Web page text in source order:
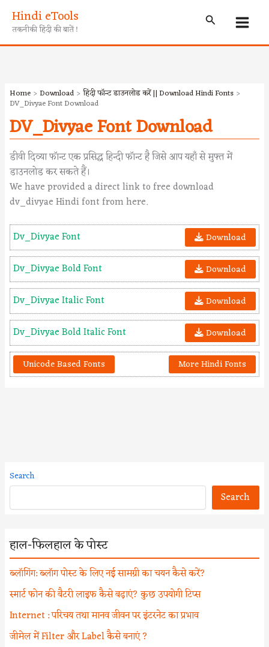
content
Hindi eTools
तकनीकी हिंदी की बातें ! Search
Home Download हिंदी फॉन्ट डाउनलोड करें || Download Hindi Fonts
DV_Divyae Font Download
DV_Divyae Font Download
डीवी दिव्या फॉन्ट एक प्रसिद्ध हिन्दी फॉन्ट है जिसे आप यहाँ से मुफ्त में
डाउनलोड कर सकते हैं।
We have provided a direct link to free download
dv_divyae Hindi font from here.
Dv_Divyae Font Download
Dv_Divyae Bold Font Download
Dv_Divyae Italic Font Download
Dv_Divyae Bold Italic Font
Download
Unicode Based Fonts
More Hindi Fonts
Search
Search
हाल-फिलहाल के पोस्ट
ब्लॉगिंग: ब्लॉग पोस्ट के लिए नई सामग्री का चयन कैसे करें?
स्मार्ट फोन की बैटरी लाइफ कैसे बढ़ाएं? कुछ उपयोगी टिप्स
Internet : परिचय तथा मानव जीवन पर इंटरनेट का प्रभाव
जीमेल में Filter और Label कैसे बनाएं ?